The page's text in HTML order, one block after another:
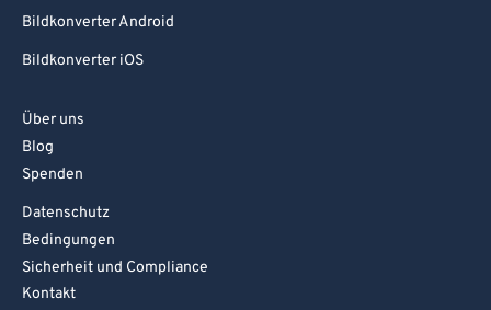
Bildkonverter Android
Bildkonverter iOS
Über uns
Blog
Spenden
Datenschutz
Bedingungen
Sicherheit und Compliance
Kontakt